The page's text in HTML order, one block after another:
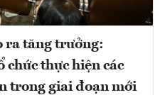
ra tăng trưởng:
chức thực hiện các
trong giai đoạn mới